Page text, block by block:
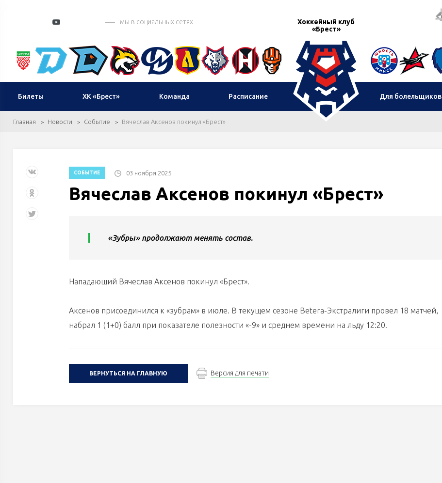
мы в социальных сетях
Хоккейный клуб
«Брест»
Билеты ХК «Брест» Команда Расписание Для болельщиков
Главная Новости Событие Вячеслав Аксенов покинул «Брест»
СОБЫТИЕ 03 ноября 2025
Вячеслав Аксенов покинул «Брест»
«Зубры» продолжают менять состав.
Нападающий Вячеслав Аксенов покинул «Брест».
Аксенов присоединился к «зубрам» в июле. В текущем сезоне Betera-Экстралиги провел 18 матчей,
набрал 1 (1+0) балл при показателе полезности «-9» и среднем времени на льду 12:20.
ВЕРНУТЬСЯ НА ГЛАВНУЮ Версия для печати